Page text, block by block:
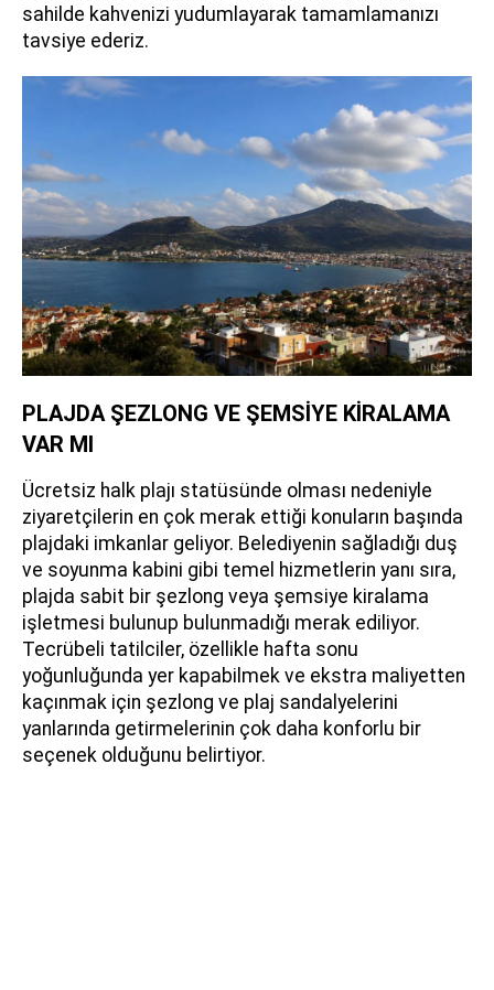
sahilde kahvenizi yudumlayarak tamamlamanızı
tavsiye ederiz.
PLAJDA ŞEZLONG VE ŞEMSİYE KİRALAMA
VAR MI
Ücretsiz halk plajı statüsünde olması nedeniyle
ziyaretçilerin en çok merak ettiği konuların başında
plajdaki imkanlar geliyor. Belediyenin sağladığı duş
ve soyunma kabini gibi temel hizmetlerin yanı sıra,
plajda sabit bir şezlong veya şemsiye kiralama
işletmesi bulunup bulunmadığı merak ediliyor.
Tecrübeli tatilciler, özellikle hafta sonu
yoğunluğunda yer kapabilmek ve ekstra maliyetten
kaçınmak için şezlong ve plaj sandalyelerini
yanlarında getirmelerinin çok daha konforlu bir
seçenek olduğunu belirtiyor.